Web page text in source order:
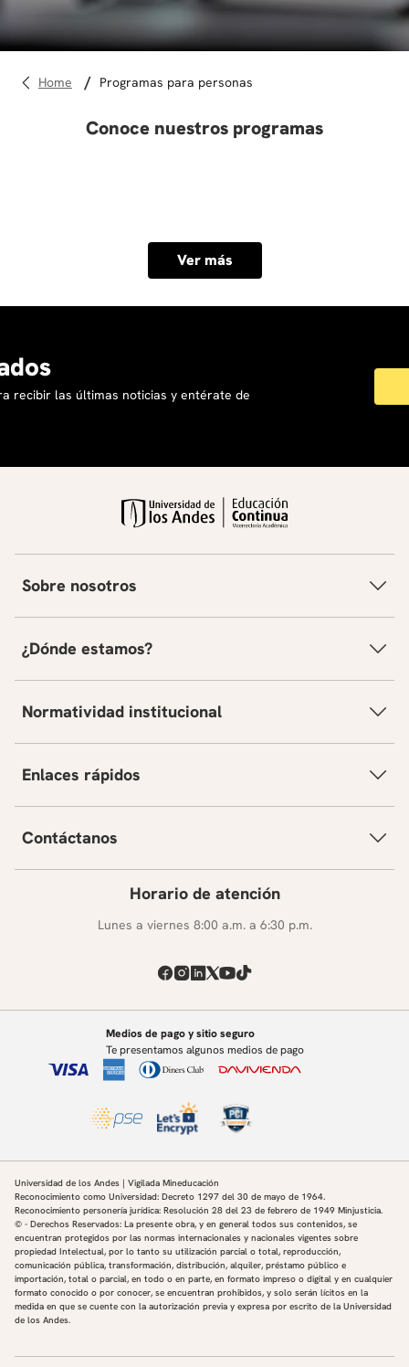
derecho
programas para personas
Conoce nuestros programas
Ver más
recibir las últimas noticias y entérate de
Sobre nosotros
¿Dónde estamos?
Normatividad institucional
Enlaces rápidos
Contáctanos
Horario de atención
Lunes a viernes 8:00 a.m. a 6:30 p.m.
Medios de pago y sitio seguro
Te presentamos algunos medios de pago
Universidad de los Andes | Vigilada Mineducación
Reconocimiento como Universidad: Decreto 1297 del 30 de mayo de 1964.
Reconocimiento personería jurídica: Resolución 28 del 23 de febrero de 1949 Minjusticia.
© - Derechos Reservados: La presente obra, y en general todos sus contenidos, se
encuentran protegidos por las normas internacionales y nacionales vigentes sobre
propiedad Intelectual, por lo tanto su utilización parcial o total, reproducción,
comunicación pública, transformación, distribución, alquiler, préstamo público e
importación, total o parcial, en todo o en parte, en formato impreso o digital y en cualquier
formato conocido o por conocer, se encuentran prohibidos, y solo serán lícitos en la
medida en que se cuente con la autorización previa y expresa por escrito de la Universidad
de los Andes.